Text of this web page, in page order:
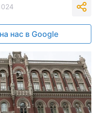
нас в Google